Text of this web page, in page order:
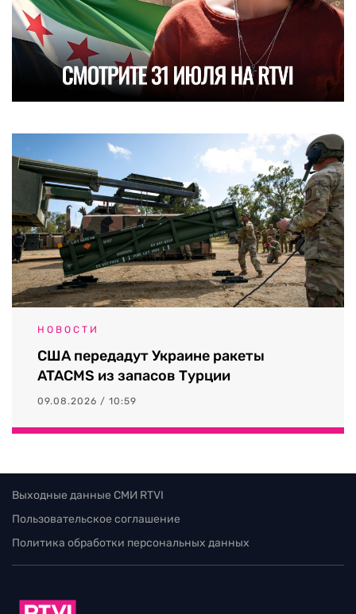
НОВОСТИ
США передадут Украине ракеты
ATACMS из запасов Турции
09.08.2026 / 10:59
Выходные данные СМИ RTVI
Пользовательское соглашение
Политика обработки персональных данных